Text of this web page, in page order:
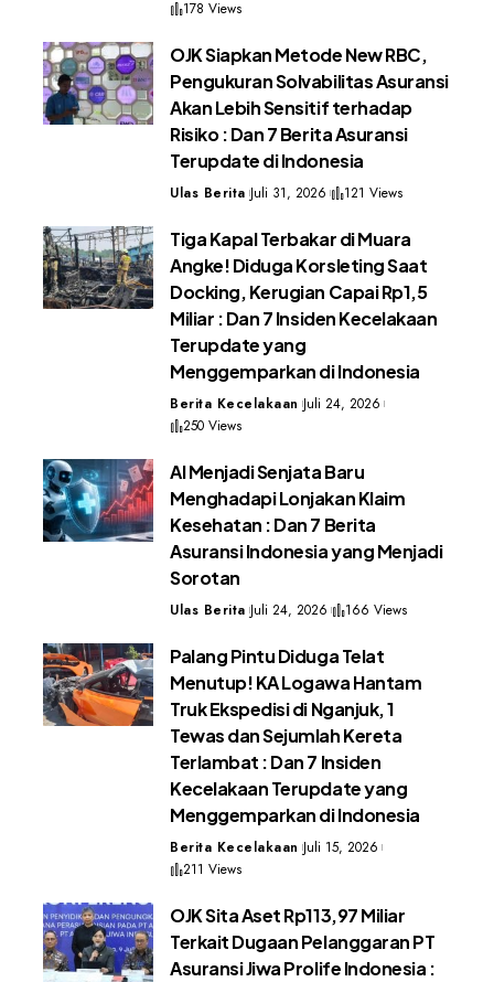
178 Views
OJK Siapkan Metode New RBC,
Pengukuran Solvabilitas Asuransi
Akan Lebih Sensitif terhadap
Risiko : Dan 7 Berita Asuransi
Terupdate di Indonesia
Ulas Berita Juli 31, 2026 121 Views
Tiga Kapal Terbakar di Muara
Angke! Diduga Korsleting Saat
Docking, Kerugian Capai Rp1,5
Miliar : Dan 7 Insiden Kecelakaan
Terupdate yang
Menggemparkan di Indonesia
Berita Kecelakaan Juli 24, 2026
250 Views
AI Menjadi Senjata Baru
Menghadapi Lonjakan Klaim
Kesehatan : Dan 7 Berita
Asuransi Indonesia yang Menjadi
Sorotan
Ulas Berita Juli 24, 2026 166 Views
Palang Pintu Diduga Telat
Menutup! KA Logawa Hantam
Truk Ekspedisi di Nganjuk, 1
Tewas dan Sejumlah Kereta
Terlambat : Dan 7 Insiden
Kecelakaan Terupdate yang
Menggemparkan di Indonesia
Berita Kecelakaan Juli 15, 2026
211 Views
OJK Sita Aset Rp113,97 Miliar
Terkait Dugaan Pelanggaran PT
Asuransi Jiwa Prolife Indonesia :